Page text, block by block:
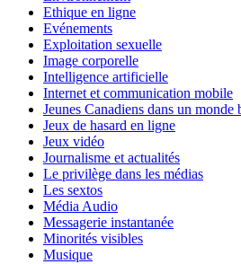
Ethique en ligne
Evénements
Exploitation sexuelle
Image corporelle
Intelligence artificielle
Internet et communication mobile
Jeunes Canadiens dans un monde
Jeux de hasard en ligne
Jeux vidéo
Journalisme et actualités
Le privilège dans les médias
Les sextos
Média Audio
Messagerie instantanée
Minorités visibles
Musique